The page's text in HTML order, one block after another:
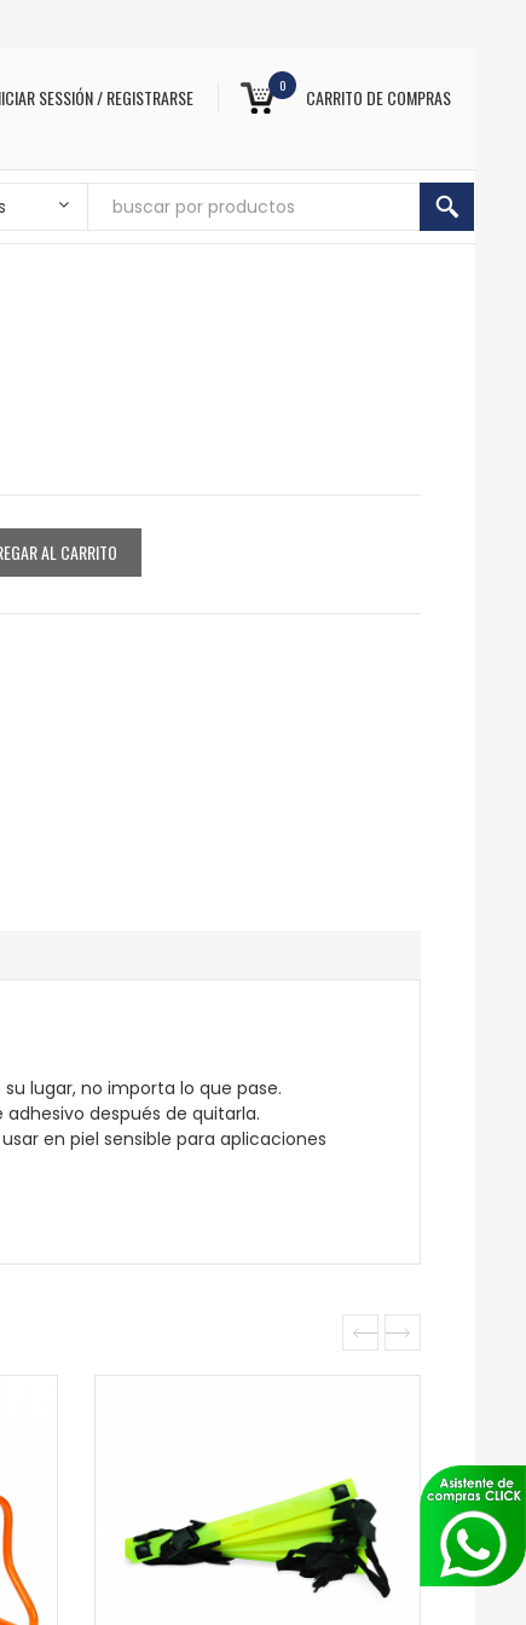
SESSIÓN / REGISTRARSE 0 CARRITO DE COMPRAS
AL CARRITO
lugar, no importa lo que pase.
después de quitarla.
en piel sensible para aplicaciones